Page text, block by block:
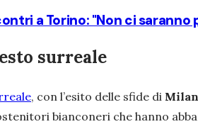
a Torino: "Non ci saranno
surreale
, con l’esito delle sfide di Milan
bianconeri che hanno